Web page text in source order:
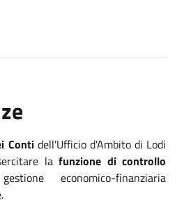
Contidell'Ufficio d'Ambito di Lodi
la funzione di controllo
economico-finanziaria